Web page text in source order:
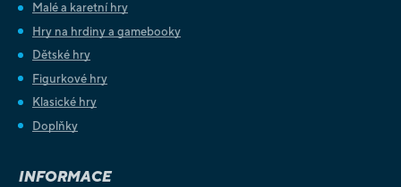
Malé a karetní hry
Hry na hrdiny a gamebooky
Dětské hry
Figurkové hry
Klasické hry
Doplňky
INFORMACE